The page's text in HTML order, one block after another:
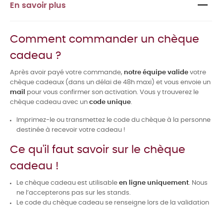
En savoir plus
Comment commander un chèque
cadeau ?
Après avoir payé votre commande, notre équipe valide votre
chèque cadeaux (dans un délai de 48h maxi) et vous envoie un
mail
pour vous confirmer son activation. Vous y trouverez le
chèque cadeau avec un code unique.
Imprimez-le ou transmettez le code du chèque à la personne
destinée à recevoir votre cadeau !
Ce qu'il faut savoir sur le chèque
cadeau !
Le chèque cadeau est utilisable en ligne uniquement. Nous
ne l’accepterons pas sur les stands.
Le code du chèque cadeau se renseigne lors de la validation